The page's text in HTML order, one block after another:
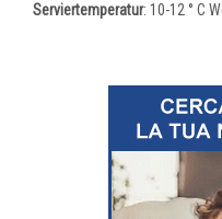
Serviertemperatur: 10-12 ° C